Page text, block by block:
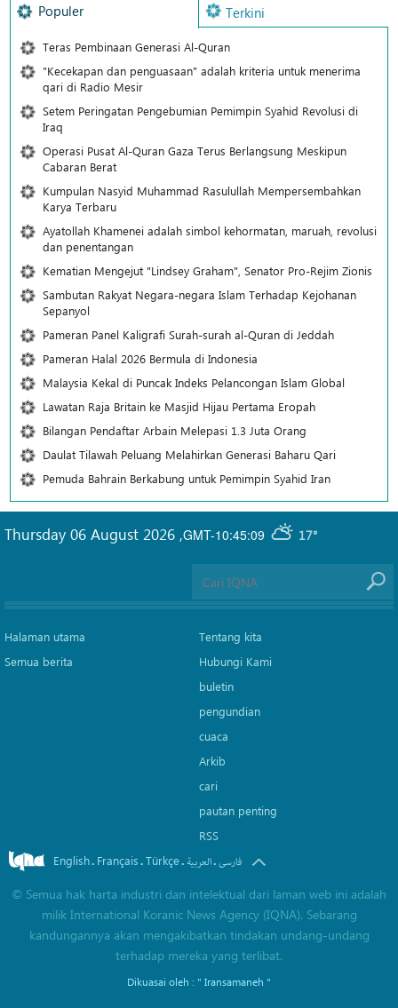
Populer Terkini
Teras Pembinaan Generasi Al-Quran
"Kecekapan dan penguasaan" adalah kriteria untuk menerima
qari di Radio Mesir
Setem Peringatan Pengebumian Pemimpin Syahid Revolusi di
Iraq
Operasi Pusat Al-Quran Gaza Terus Berlangsung Meskipun
Cabaran Berat
Kumpulan Nasyid Muhammad Rasulullah Mempersembahkan
Karya Terbaru
Ayatollah Khamenei adalah simbol kehormatan, maruah, revolusi
dan penentangan
Kematian Mengejut "Lindsey Graham", Senator Pro-Rejim Zionis
Sambutan Rakyat Negara-negara Islam Terhadap Kejohanan
Sepanyol
Pameran Panel Kaligrafi Surah-surah al-Quran di Jeddah
Pameran Halal 2026 Bermula di Indonesia
Malaysia Kekal di Puncak Indeks Pelancongan Islam Global
Lawatan Raja Britain ke Masjid Hijau Pertama Eropah
Bilangan Pendaftar Arbain Melepasi 1.3 Juta Orang
Daulat Tilawah Peluang Melahirkan Generasi Baharu Qari
Pemuda Bahrain Berkabung untuk Pemimpin Syahid Iran
GMT-10:45:09 17°
Thursday 06 August 2026 ,
Halaman utama
Semua berita
Tentang kita
Hubungi Kami
buletin
pengundian
cuaca
Arkib
cari
pautan penting
RSS
English. Français.Türkçe. العربیة.فارسی
© Semua hak harta industri dan intelektual dari laman web ini adalah
milik International Koranic News Agency (IQNA). Sebarang
kandungannya akan mengakibatkan tindakan undang-undang
terhadap mereka yang terlibat.
Dikuasai oleh : " Iransamaneh "